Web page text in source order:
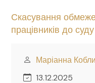
Скасування
працівників до
Маріанна
13.12.2025